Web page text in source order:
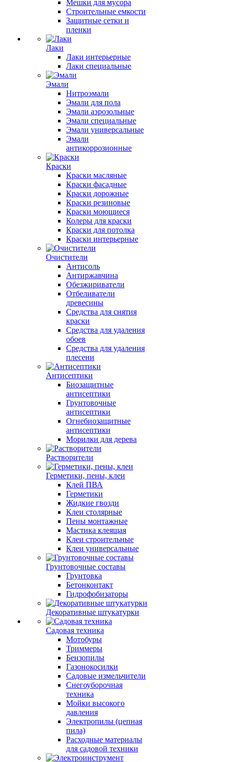
Мешки для мусора
Строительные емкости
Защитные сетки и
пленки
Лаки
Лаки интерьерные
Лаки специальные
Эмали
Нитроэмали
Эмали для пола
Эмали аэрозольные
Эмали специальные
Эмали универсальные
Эмали
антикоррозионные
Краски
Краски масляные
Краски фасадные
Краски дорожные
Краски резиновые
Краски моющиеся
Колеры для краски
Краски для потолка
Краски интерьерные
Очистители
Антисоль
Антиржавчина
Обезжириватели
Отбеливатели
древесины
Средства для снятия
краски
Средства для удаления
обоев
Средства для удаления
плесени
Антисептики
Биозащитные
антисептики
Грунтовочные
антисептики
Огнебиозащитные
антисептики
Морилки для дерева
Растворители
Герметики, пены, клеи
Клей ПВА
Герметики
Жидкие гвозди
Клеи столярные
Пены монтажные
Мастика клеящая
Клеи строительные
Клеи универсальные
Грунтовочные составы
Грунтовка
Бетонконтакт
Гидрофобизаторы
Декоративные штукатурки
Садовая техника
Мотобуры
Триммеры
Бензопилы
Газонокосилки
Садовые измельчители
Снегоуборочная
техника
Мойки высокого
давления
Электропилы (цепная
пила)
Расходные материалы
для садовой техники